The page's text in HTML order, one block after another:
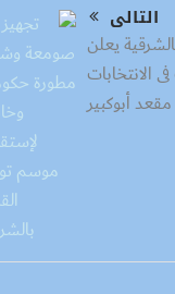
التالى
يعلن
مقعد أبوكبير